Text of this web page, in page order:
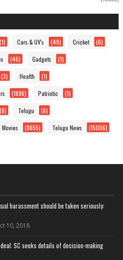
(1) Cars & UV's (49) Cricket (6)
(46) Gadgets (1)
(3) Health (1)
(1896) Patriotic (1)
(8) Telugu (6)
Movies (8655) Telugu News (15006)
harassment should be taken seriously:
10, 2018
SC seeks details of decision-making